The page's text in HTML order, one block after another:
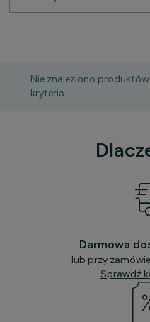
Nie znaleziono
kryteria.
Darmowa
lub przy
Sprawdź